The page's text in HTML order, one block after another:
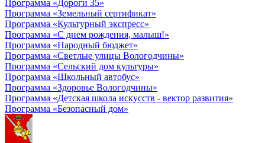
Программа «Дороги 35»
Программа «Земельный сертификат»
Программа «Культурный экспресс»
Программа «С днем рождения, малыш!»
Программа «Народный бюджет»
Программа «Светлые улицы Вологодчины»
Программа «Сельский дом культуры»
Программа «Школьный автобус»
Программа «Здоровье Вологодчины»
Программа «Детская школа искусств - вектор развития»
Программа «Безопасный дом»